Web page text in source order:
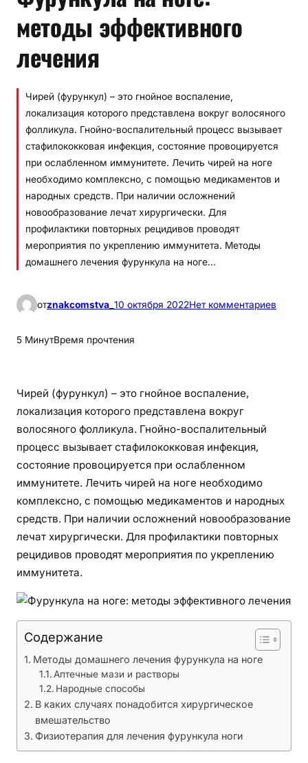
методы эффективного
лечения
Чирей (фурункул) – это гнойное воспаление,
локализация которого представлена вокруг волосяного
фолликула. Гнойно-воспалительный процесс вызывает
стафилококковая инфекция, состояние провоцируется
при ослабленном иммунитете. Лечить чирей на ноге
необходимо комплексно, с помощью медикаментов и
народных средств. При наличии осложнений
новообразование лечат хирургически. Для
профилактики повторных рецидивов проводят
мероприятия по укреплению иммунитета. Методы
домашнего лечения фурункула на ноге…
отznakcomstva_ 10 октября 2022Нет комментариев
н
о
г
е
т
о
д
к
5 МинутВремя прочтения
Чирей (фурункул) – это гнойное воспаление,
локализация которого представлена вокруг
волосяного фолликула. Гнойно-воспалительный
процесс вызывает стафилококковая инфекция,
состояние провоцируется при ослабленном
иммунитете. Лечить чирей на ноге необходимо
комплексно, с помощью медикаментов и народных
средств. При наличии осложнений новообразование
лечат хирургически. Для профилактики повторных
рецидивов проводят мероприятия по укреплению
иммунитета.
Содержание
Методы домашнего лечения фурункула на ноге
Аптечные мази и растворы
Народные способы
В каких случаях понадобится хирургическое
вмешательство
Физиотерапия для лечения фурункула ноги